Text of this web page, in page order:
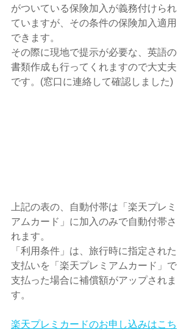
がついている保険加入が義務付けられ
ていますが、その条件の保険加入適用
できます。
その際に現地で提示が必要な、英語の
書類作成も行ってくれますので大丈夫
です。(窓口に連絡して確認しました)
上記の表の、自動付帯は「楽天プレミ
アムカード」に加入のみで自動付帯さ
れます。
「利用条件」は、旅行時に指定された
支払いを「楽天プレミアムカード」で
支払った場合に補償額がアップされま
す。
楽天プレミカードのお申し込みはこち